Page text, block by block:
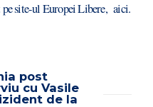
site-ul Europei Libere,aici.
post
cu Vasile
de la